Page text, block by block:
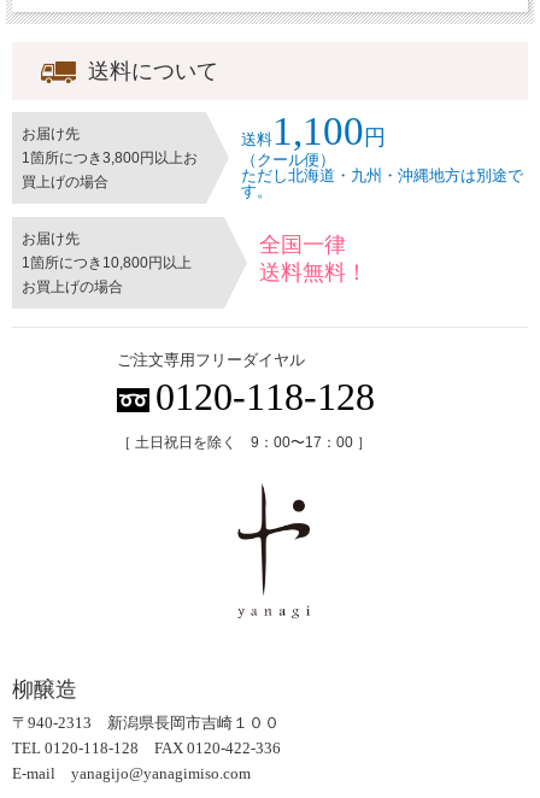
送料について
お届け先
1箇所につき3,800円以上お
買上げの場合
送料 1,100円
（クール便）
ただし北海道・九州・沖縄地方は別途で
す。
お届け先
1箇所につき10,800円以上
お買上げの場合
全国一律
送料無料！
ご注文専用フリーダイヤル
0120-118-128
［ 土日祝日を除く 9：00〜17：00 ］
柳醸造
〒940-2313 新潟県長岡市吉崎１００
TEL 0120-118-128 FAX 0120-422-336
E-mail yanagijo@yanagimiso.com